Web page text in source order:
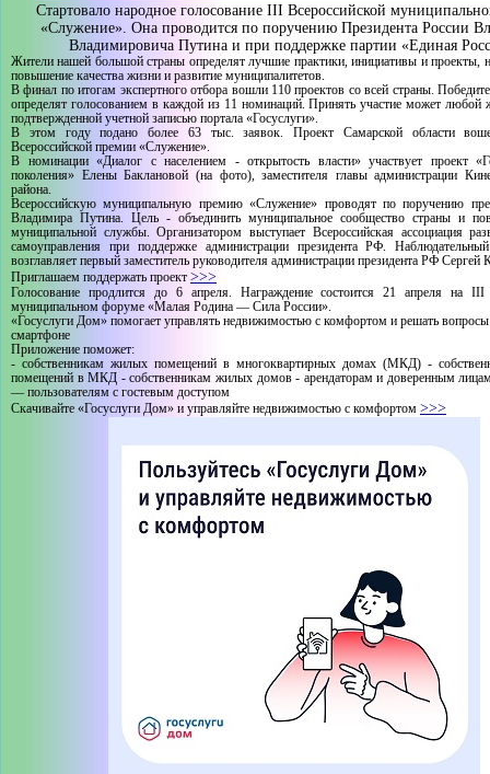
Стартовало народное голосование III Всероссийской
«Служение». Она проводится по поручению Президента России
Владимировича Путина и при поддержке партии «Единая
Жители нашей большой страны определят лучшие практики, инициативы и проекты,
повышение качества жизни и развитие муниципалитетов.
В финал по итогам экспертного отбора вошли 110 проектов со всей страны.
определят голосованием в каждой из 11 номинаций. Принять участие может любой
подтвержденной учетной записью портала «Госуслуги».
В этом году подано более 63 тыс. заявок. Проект Самарской области
Всероссийской премии «Служение».
В номинации «Диалог с населением - открытость власти» участвует проект
поколения» Елены Баклановой (на фото), заместителя главы администрации
района.
Всероссийскую муниципальную премию «Служение» проводят по поручению
Владимира Путина. Цель - объединить муниципальное сообщество страны и
муниципальной службы. Организатором выступает Всероссийская ассоциация
самоуправления при поддержке администрации президента РФ.
возглавляет первый заместитель руководителя администрации президента РФ Сергей
Приглашаем поддержать проект >>>
Голосование продлится до 6 апреля. Награждение состоится 21 апреля на III
муниципальном форуме «Малая Родина — Сила России».
«Госуслуги Дом» помогает управлять недвижимостью с комфортом и решать
смартфоне
Приложение поможет:
- собственникам жилых помещений в многоквартирных домах (МКД) -
помещений в МКД - собственникам жилых домов - арендаторам и доверенным лицам
— пользователям с гостевым доступом
Скачивайте «Госуслуги Дом» и управляйте недвижимостью с комфортом >>>